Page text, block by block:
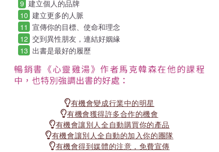
9 建立個人的品牌
10 建立更多的人脈
11 宣傳你的目標、使命和理念
12 交到異性朋友，連結好姻緣
13 出書是最好的履歷
暢銷書《心靈雞湯》作者馬克韓森在他的課程
中，也特別強調出書的好處：
有機會變成行業中的明星
有機會獲得許多合作的機會
有機會讓別人全自動購買你的產品
有機會讓別人全自動的加入你的團隊
有機會得到媒體的注意，免費宣傳